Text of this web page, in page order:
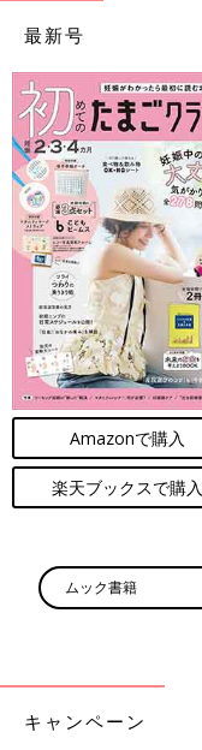
最新号
Amazonで購入
楽天ブックスで購入
ムック書籍
キャンペーン